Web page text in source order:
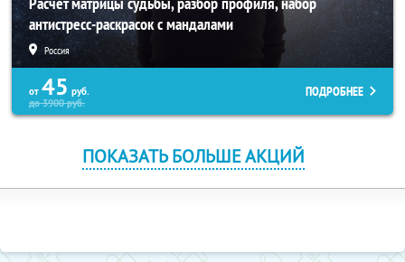
антистресс-раскрасок с мандалами
Россия
от 45 руб.
до3900руб.
ПОДРОБНЕЕ
ПОКАЗАТЬ БОЛЬШЕ АКЦИЙ